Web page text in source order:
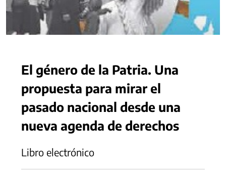
El género de la Patria. Una
propuesta para mirar el
pasado nacional desde una
nueva agenda de derechos
Libro electrónico